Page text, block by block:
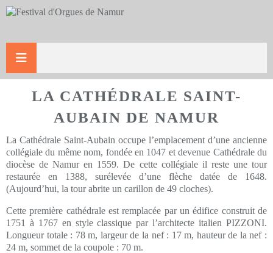
LA CATHÉDRALE SAINT-
AUBAIN DE NAMUR
La Cathédrale Saint-Aubain occupe l’emplacement d’une ancienne
collégiale du même nom, fondée en 1047 et devenue Cathédrale du
diocèse de Namur en 1559. De cette collégiale il reste une tour
restaurée en 1388, surélevée d’une flèche datée de 1648.
(Aujourd’hui, la tour abrite un carillon de 49 cloches).
Cette première cathédrale est remplacée par un édifice construit de
1751 à 1767 en style classique par l’architecte italien PIZZONI.
Longueur totale : 78 m, largeur de la nef : 17 m, hauteur de la nef :
24 m, sommet de la coupole : 70 m.